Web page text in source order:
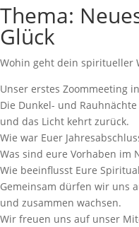
Thema:
Glück
Wohin geht dein spiritueller
Unser erstes Zoommeeting
Die Dunkel- und
und das Licht kehrt zurück.
Wie war Euer
Was sind eure Vorhaben im
Wie beeinflusst Eure
Gemeinsam dürfen wir uns
und zusammen wachsen.
Wir freuen uns auf unser